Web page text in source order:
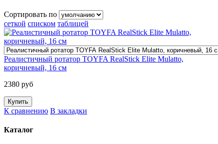
Сортировать по
сеткой списком таблицей
Реалистичный ротатор TOYFA RealStick Elite Mulatto,
коричневый, 16 см
2380 руб
К сравнению В закладки
Каталог